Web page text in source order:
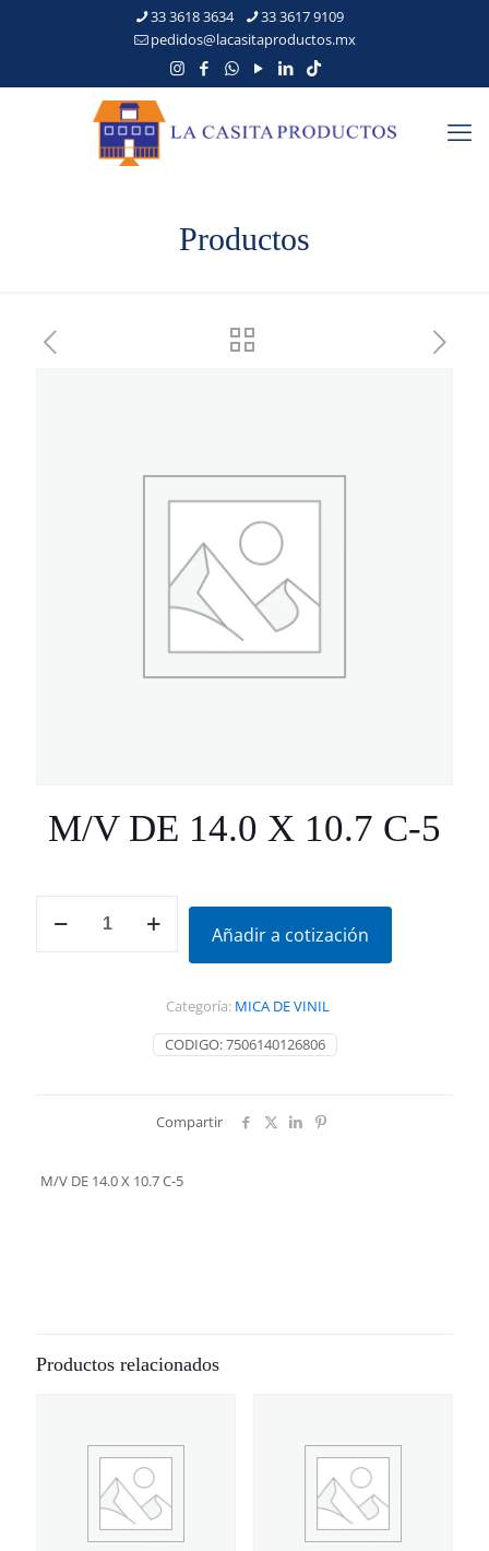
33 3618 3634
33 3617 9109
pedidos@lacasitaproductos.mx
Productos
M/V DE 14.0 X 10.7 C-5
Añadir a cotización
CODIGO:7506140126806
Categoría: MICA DE VINIL
Compartir
M/V DE 14.0 X 10.7 C-5
Productos relacionados